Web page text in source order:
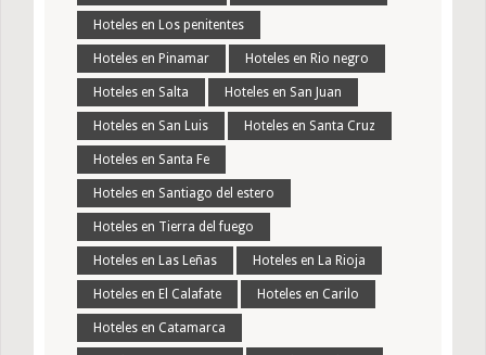
Hoteles en Los penitentes
Hoteles en Pinamar Hoteles en Rio negro
Hoteles en Salta Hoteles en San Juan
Hoteles en San Luis Hoteles en Santa Cruz
Hoteles en Santa Fe
Hoteles en Santiago del estero
Hoteles en Tierra del fuego
Hoteles en Las Leñas Hoteles en La Rioja
Hoteles en El Calafate Hoteles en Carilo
Hoteles en Catamarca